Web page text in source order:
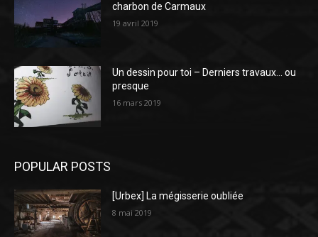
charbon de Carmaux
19 avril 2019
Un dessin pour toi – Derniers travaux… ou
presque
16 mars 2019
POPULAR POSTS
[Urbex] La mégisserie oubliée
8 mai 2019